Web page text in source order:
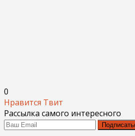
0
Нравится Твит
Рассылка самого интересного